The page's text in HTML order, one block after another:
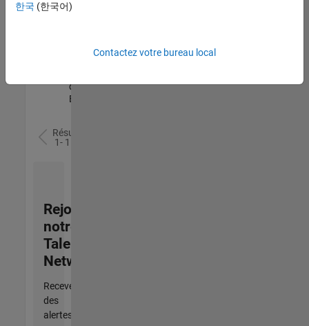
Senior Software Quality Engineer
Senior
Engineer
qualité |
Expérimenté(e)
Résultats
1- 1 de
Rejoignez
notre
Talent
Network
Recevez
des
alertes
한국 (한국어)
Contactez votre bureau local